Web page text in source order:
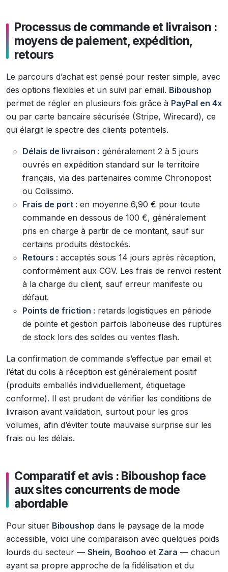
Processus de commande et livraison :
moyens de paiement, expédition,
retours
Le parcours d’achat est pensé pour rester simple, avec
des options flexibles et un suivi par email. Biboushop
permet de régler en plusieurs fois grâce à PayPal en 4x
ou par carte bancaire sécurisée (Stripe, Wirecard), ce
qui élargit le spectre des clients potentiels.
Délais de livraison : généralement 2 à 5 jours
ouvrés en expédition standard sur le territoire
français, via des partenaires comme Chronopost
ou Colissimo.
Frais de port : en moyenne 6,90 € pour toute
commande en dessous de 100 €, généralement
pris en charge à partir de ce montant, sauf sur
certains produits déstockés.
Retours : acceptés sous 14 jours après réception,
conformément aux CGV. Les frais de renvoi restent
à la charge du client, sauf erreur manifeste ou
défaut.
Points de friction : retards logistiques en période
de pointe et gestion parfois laborieuse des ruptures
de stock lors des soldes ou ventes flash.
La confirmation de commande s’effectue par email et
l’état du colis à réception est généralement positif
(produits emballés individuellement, étiquetage
conforme). Il est prudent de vérifier les conditions de
livraison avant validation, surtout pour les gros
volumes, afin d’éviter toute mauvaise surprise sur les
frais ou les délais.
Comparatif et avis : Biboushop face
aux sites concurrents de mode
abordable
Pour situer Biboushop dans le paysage de la mode
accessible, voici une comparaison avec quelques poids
lourds du secteur — Shein, Boohoo et Zara — chacun
ayant sa propre approche de la fidélisation et du